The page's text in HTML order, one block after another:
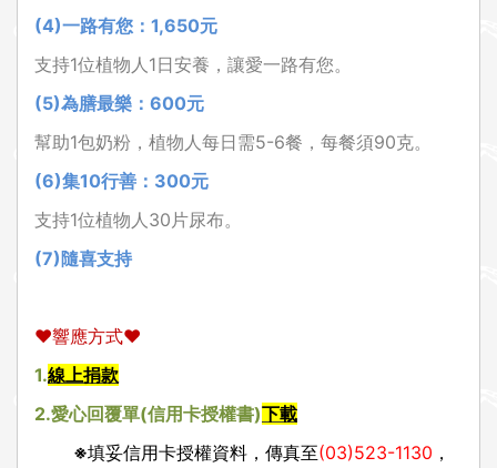
(4)一路有您：1,650元
支持1位植物人1日安養，讓愛一路有您。
(5)為膳最樂：600元
幫助1包奶粉，植物人每日需5-6餐，每餐須90克。
(6)集10行善：300元
支持1位植物人30片尿布。
(7) 隨喜支持
❤響應方式❤
1.線上捐款
2.愛心回覆單(信用卡授權書)下載
※填妥信用卡授權資料，傳真至(03)523-1130 ，